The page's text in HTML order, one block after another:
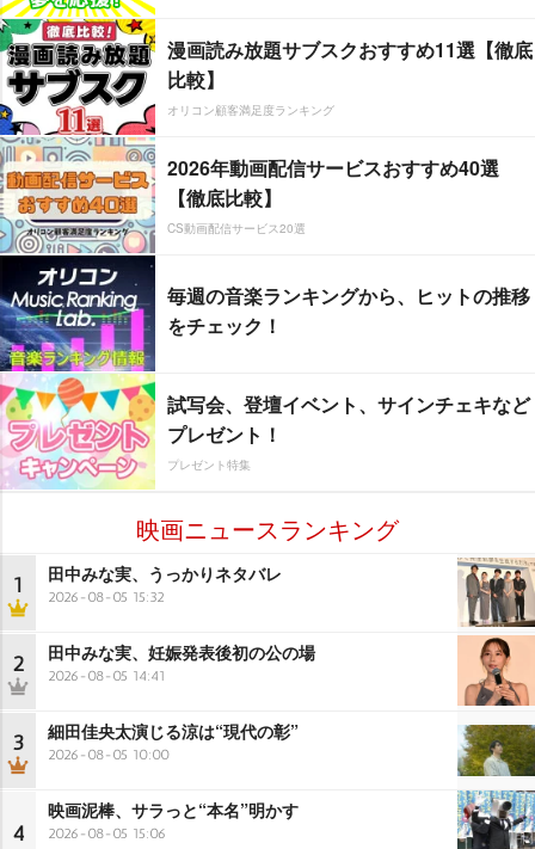
漫画読み放題サブスクおすすめ11選【徹底
比較】
オリコン顧客満足度ランキング
2026年動画配信サービスおすすめ40選
【徹底比較】
CS動画配信サービス20選
毎週の音楽ランキングから、ヒットの推移
をチェック！
試写会、登壇イベント、サインチェキなど
プレゼント！
プレゼント特集
映画ニュースランキング
1 田中みな実、うっかりネタバレ
2026-08-05 15:32
2 田中みな実、妊娠発表後初の公の場
2026-08-05 14:41
3 細田佳央太演じる涼は“現代の彰”
2026-08-05 10:00
4
映画泥棒、サラっと“本名”明かす
2026-08-05 15:06